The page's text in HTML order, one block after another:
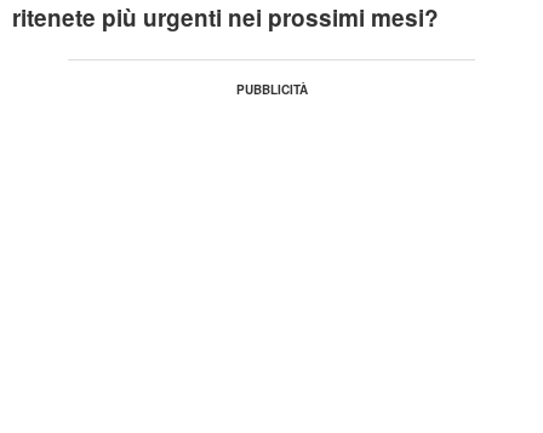
ritenete più urgenti nei prossimi mesi?